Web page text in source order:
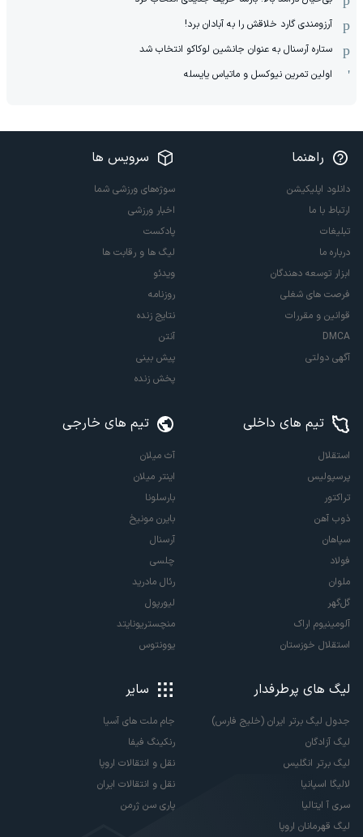
آرزومندی گارد خلاقش را به آبادان برد!
ستاره آرسنال به عنوان جانشین لوکاکو انتخاب شد
اولین تمرین نیوکسل و ماتیاس یایسله
راهنما
دانلود اپلیکیشن
ارتباط با ما
تبلیغات
درباره ما
ابزار توسعه دهندگان
فرصت های شغلی
قوانین و مقررات
DMCA
آگهی دولتی
سرویس ها
سوژه‌های ورزشی شما
اخبار ورزشی
پادکست
لیگ ها و رقابت ها
ویدئو
روزنامه
نتایج زنده
آنتن
پیش بینی
پخش زنده
تیم های داخلی
استقلال
پرسپولیس
تراکتور
ذوب آهن
سپاهان
فولاد
ملوان
گل‌گهر
آلومینیوم اراک
استقلال خوزستان
تیم های خارجی
آث میلان
اینتر میلان
بارسلونا
بایرن مونیخ
آرسنال
چلسی
رئال مادرید
لیورپول
منچستریونایتد
یوونتوس
لیگ های پرطرفدار
جدول لیگ برتر ایران (خلیج فارس)
لیگ آزادگان
لیگ برتر انگلیس
لالیگا اسپانیا
سری آ ایتالیا
لیگ قهرمانان اروپا
سایر
جام ملت های آسیا
رنکینگ فیفا
نقل و انتقالات اروپا
نقل و انتقالات ایران
پاری سن ژرمن